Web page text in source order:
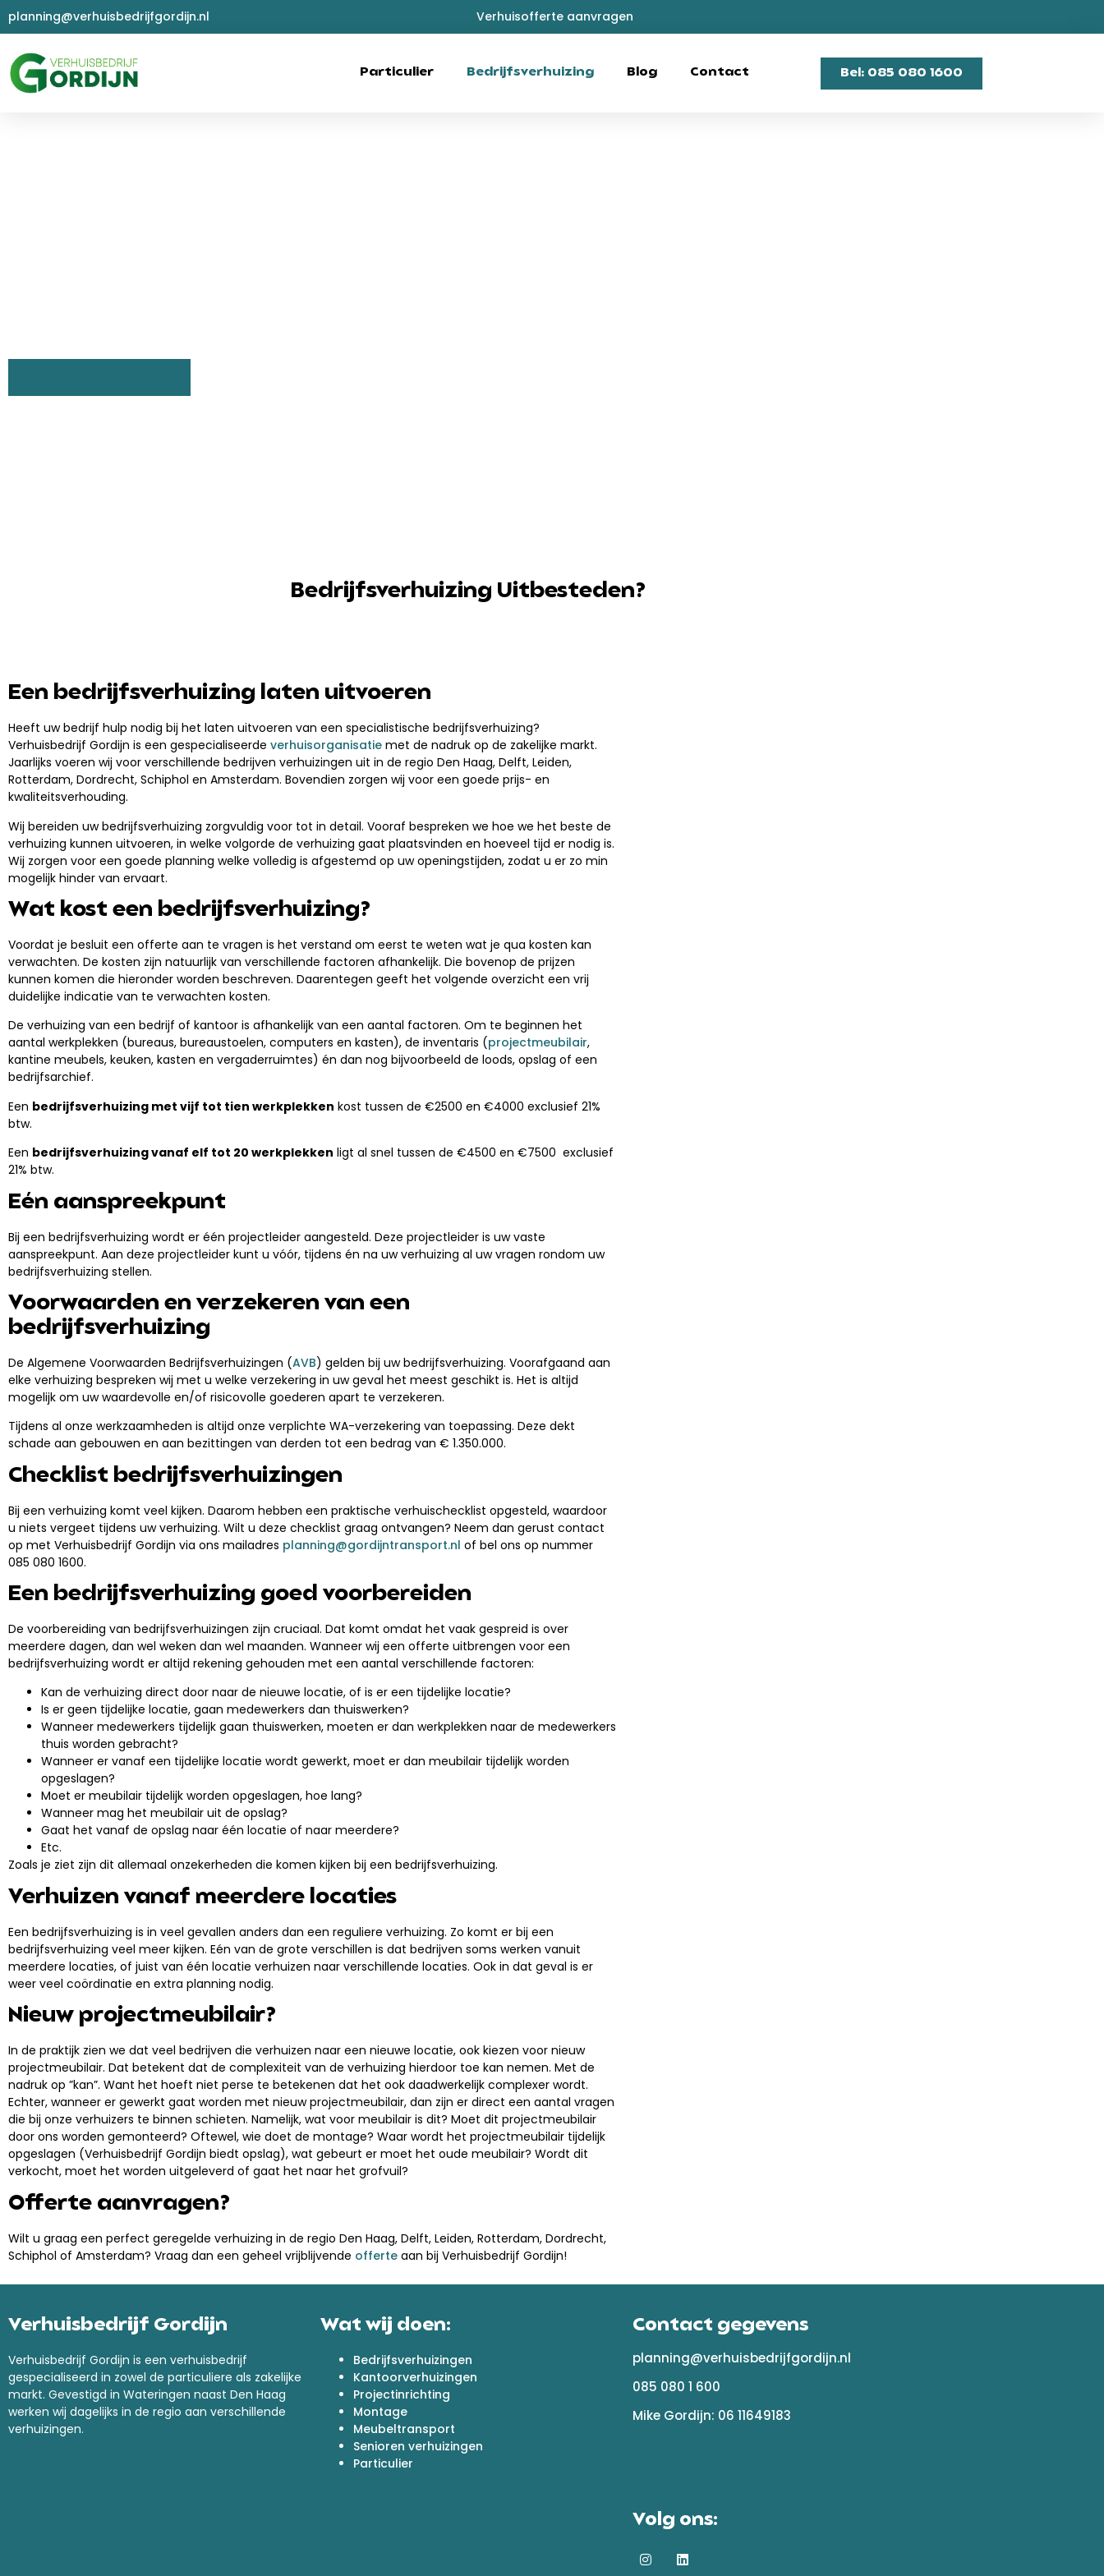
planning@verhuisbedrijfgordijn.nl Verhuisofferte aanvragen
Particulier Bedrijfsverhuizing Blog Contact Bel: 085 080 1600
Bedrijfsverhuizing Uitbesteden?
Een bedrijfsverhuizing laten uitvoeren
Heeft uw bedrijf hulp nodig bij het laten uitvoeren van een specialistische bedrijfsverhuizing?
Verhuisbedrijf Gordijn is een gespecialiseerde verhuisorganisatie met de nadruk op de zakelijke markt.
Jaarlijks voeren wij voor verschillende bedrijven verhuizingen uit in de regio Den Haag, Delft, Leiden,
Rotterdam, Dordrecht, Schiphol en Amsterdam. Bovendien zorgen wij voor een goede prijs- en
kwaliteitsverhouding.
Wij bereiden uw bedrijfsverhuizing zorgvuldig voor tot in detail. Vooraf bespreken we hoe we het beste de
verhuizing kunnen uitvoeren, in welke volgorde de verhuizing gaat plaatsvinden en hoeveel tijd er nodig is.
Wij zorgen voor een goede planning welke volledig is afgestemd op uw openingstijden, zodat u er zo min
mogelijk hinder van ervaart.
Wat kost een bedrijfsverhuizing?
Voordat je besluit een offerte aan te vragen is het verstand om eerst te weten wat je qua kosten kan
verwachten. De kosten zijn natuurlijk van verschillende factoren afhankelijk. Die bovenop de prijzen
kunnen komen die hieronder worden beschreven. Daarentegen geeft het volgende overzicht een vrij
duidelijke indicatie van te verwachten kosten.
De verhuizing van een bedrijf of kantoor is afhankelijk van een aantal factoren. Om te beginnen het
aantal werkplekken (bureaus, bureaustoelen, computers en kasten), de inventaris (projectmeubilair,
kantine meubels, keuken, kasten en vergaderruimtes) én dan nog bijvoorbeeld de loods, opslag of een
bedrijfsarchief.
Een bedrijfsverhuizing met vijf tot tien werkplekken kost tussen de €2500 en €4000 exclusief 21%
btw.
Een bedrijfsverhuizing vanaf elf tot 20 werkplekken ligt al snel tussen de €4500 en €7500 exclusief
21% btw.
Eén aanspreekpunt
Bij een bedrijfsverhuizing wordt er één projectleider aangesteld. Deze projectleider is uw vaste
aanspreekpunt. Aan deze projectleider kunt u vóór, tijdens én na uw verhuizing al uw vragen rondom uw
bedrijfsverhuizing stellen.
Voorwaarden en verzekeren van een
bedrijfsverhuizing
De Algemene Voorwaarden Bedrijfsverhuizingen (AVB) gelden bij uw bedrijfsverhuizing. Voorafgaand aan
elke verhuizing bespreken wij met u welke verzekering in uw geval het meest geschikt is. Het is altijd
mogelijk om uw waardevolle en/of risicovolle goederen apart te verzekeren.
Tijdens al onze werkzaamheden is altijd onze verplichte WA-verzekering van toepassing. Deze dekt
schade aan gebouwen en aan bezittingen van derden tot een bedrag van € 1.350.000.
Checklist bedrijfsverhuizingen
Bij een verhuizing komt veel kijken. Daarom hebben een praktische verhuischecklist opgesteld, waardoor
u niets vergeet tijdens uw verhuizing. Wilt u deze checklist graag ontvangen? Neem dan gerust contact
op met Verhuisbedrijf Gordijn via ons mailadres planning@gordijntransport.nl of bel ons op nummer
085 080 1600.
Een bedrijfsverhuizing goed voorbereiden
De voorbereiding van bedrijfsverhuizingen zijn cruciaal. Dat komt omdat het vaak gespreid is over
meerdere dagen, dan wel weken dan wel maanden. Wanneer wij een offerte uitbrengen voor een
bedrijfsverhuizing wordt er altijd rekening gehouden met een aantal verschillende factoren:
Kan de verhuizing direct door naar de nieuwe locatie, of is er een tijdelijke locatie?
Is er geen tijdelijke locatie, gaan medewerkers dan thuiswerken?
Wanneer medewerkers tijdelijk gaan thuiswerken, moeten er dan werkplekken naar de medewerkers
thuis worden gebracht?
Wanneer er vanaf een tijdelijke locatie wordt gewerkt, moet er dan meubilair tijdelijk worden
opgeslagen?
Moet er meubilair tijdelijk worden opgeslagen, hoe lang?
Wanneer mag het meubilair uit de opslag?
Gaat het vanaf de opslag naar één locatie of naar meerdere?
Etc.
Zoals je ziet zijn dit allemaal onzekerheden die komen kijken bij een bedrijfsverhuizing.
Verhuizen vanaf meerdere locaties
Een bedrijfsverhuizing is in veel gevallen anders dan een reguliere verhuizing. Zo komt er bij een
bedrijfsverhuizing veel meer kijken. Eén van de grote verschillen is dat bedrijven soms werken vanuit
meerdere locaties, of juist van één locatie verhuizen naar verschillende locaties. Ook in dat geval is er
weer veel coördinatie en extra planning nodig.
Nieuw projectmeubilair?
In de praktijk zien we dat veel bedrijven die verhuizen naar een nieuwe locatie, ook kiezen voor nieuw
projectmeubilair. Dat betekent dat de complexiteit van de verhuizing hierdoor toe kan nemen. Met de
nadruk op ”kan”. Want het hoeft niet perse te betekenen dat het ook daadwerkelijk complexer wordt.
Echter, wanneer er gewerkt gaat worden met nieuw projectmeubilair, dan zijn er direct een aantal vragen
die bij onze verhuizers te binnen schieten. Namelijk, wat voor meubilair is dit? Moet dit projectmeubilair
door ons worden gemonteerd? Oftewel, wie doet de montage? Waar wordt het projectmeubilair tijdelijk
opgeslagen (Verhuisbedrijf Gordijn biedt opslag), wat gebeurt er moet het oude meubilair? Wordt dit
verkocht, moet het worden uitgeleverd of gaat het naar het grofvuil?
Offerte aanvragen?
Wilt u graag een perfect geregelde verhuizing in de regio Den Haag, Delft, Leiden, Rotterdam, Dordrecht,
Schiphol of Amsterdam? Vraag dan een geheel vrijblijvende offerte aan bij Verhuisbedrijf Gordijn!
Verhuisbedrijf Gordijn
Verhuisbedrijf Gordijn is een verhuisbedrijf
gespecialiseerd in zowel de particuliere als zakelijke
markt. Gevestigd in Wateringen naast Den Haag
werken wij dagelijks in de regio aan verschillende
verhuizingen.
Wat wij doen:
Bedrijfsverhuizingen
Kantoorverhuizingen
Projectinrichting
Montage
Meubeltransport
Senioren verhuizingen
Particulier
Contact gegevens
planning@verhuisbedrijfgordijn.nl
085 080 1 600
Mike Gordijn: 06 11649183
Volg ons: